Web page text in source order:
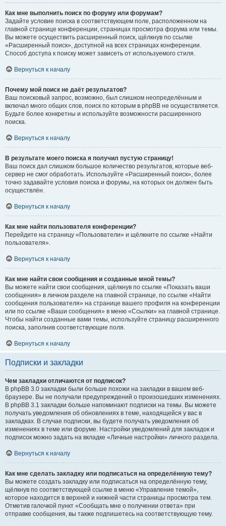
Как мне выполнить поиск по форуму или форумам?
Задайте условие поиска в соответствующем поле, расположенном на
главной странице конференции, страницах просмотра форума или темы.
Вы можете осуществить расширенный поиск, щёлкнув по ссылке
«Расширенный поиск», доступной на всех страницах конференции.
Способ доступа к поиску может зависеть от используемого стиля.
Вернуться к началу
Почему мой поиск не даёт результатов?
Ваш поисковый запрос, возможно, был слишком неопределённым и
включал много общих слов, поиск по которым в phpBB не осуществляется.
Будьте более конкретны и используйте возможности расширенного
поиска.
Вернуться к началу
В результате моего поиска я получил пустую страницу!
Ваш поиск дал слишком большое количество результатов, которые веб-
сервер не смог обработать. Используйте «Расширенный поиск», более
точно задавайте условия поиска и форумы, на которых он должен быть
осуществлён.
Вернуться к началу
Как мне найти пользователя конференции?
Перейдите на страницу «Пользователи» и щёлкните по ссылке «Найти
пользователя».
Вернуться к началу
Как мне найти свои сообщения и созданные мной темы?
Вы можете найти свои сообщения, щёлкнув по ссылке «Показать ваши
сообщения» в личном разделе на главной странице, по ссылке «Найти
сообщения пользователя» на странице вашего профиля на конференции
или по ссылке «Ваши сообщения» в меню «Ссылки» на главной странице.
Чтобы найти созданные вами темы, используйте страницу расширенного
поиска, заполнив соответствующие поля.
Вернуться к началу
Подписки и закладки
Чем закладки отличаются от подписок?
В phpBB 3.0 закладки были больше похожи на закладки в вашем веб-
браузере. Вы не получали предупреждений о произошедших изменениях.
В phpBB 3.1 закладки больше напоминают подписки на темы. Вы можете
получать уведомления об обновлениях в теме, находящейся у вас в
закладках. В случае подписки, вы будете получать уведомления об
изменениях в теме или форуме. Настройки уведомлений для закладок и
подписок можно задать на вкладке «Личные настройки» личного раздела.
Вернуться к началу
Как мне сделать закладку или подписаться на определённую тему?
Вы можете создать закладку или подписаться на определённую тему,
щёлкнув по соответствующей ссылке в меню «Управление темой»,
которое находится в верхней и нижней части страницы просмотра тем.
Отметив галочкой пункт «Сообщать мне о получении ответа» при
отправке сообщения, вы также подпишетесь на соответствующую тему.